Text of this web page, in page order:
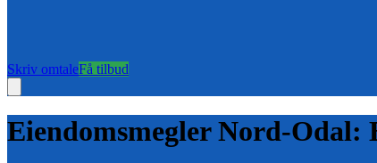
Skriv omtaleFå tilbud
EiendomsmeglerNord-Odal: